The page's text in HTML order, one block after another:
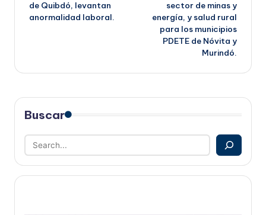
de Quibdó, levantan
anormalidad laboral.
sector de minas y
energía, y salud rural
para los municipios
PDETE de Nóvita y
Murindó.
Buscar